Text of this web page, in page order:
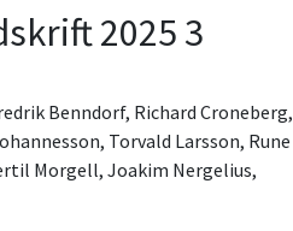
2025 3
Benndorf, Richard Croneberg,
, Torvald Larsson, Rune
Morgell,Joakim Nergelius,